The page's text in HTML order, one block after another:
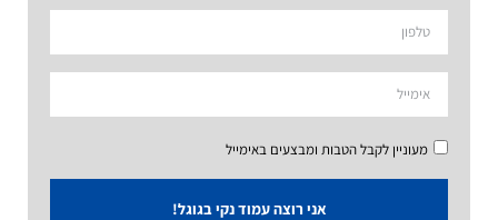
מעוניין לקבל הטבות ומבצעים באימייל
אני רוצה עמוד נקי בגוגל!